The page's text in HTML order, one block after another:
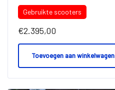
Gebruikte scooters
€2.395,00
Toevoegen aan winkelwagen